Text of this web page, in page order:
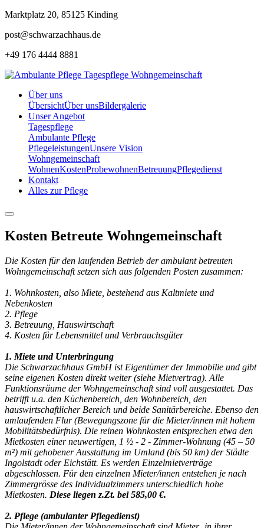
Marktplatz 20, 85125 Kinding
post@schwarzachhaus.de
+49 176 4444 8881
Über uns
ÜbersichtÜber unsBildergalerie
Unser Angebot
Tagespflege
Ambulante Pflege
PflegeleistungenUnsere Vision
Wohngemeinschaft
WohnenKostenProbewohnenBetreuungPflegedienst
Kontakt
Alles zur Pflege
Kosten Betreute Wohngemeinschaft
Die Kosten für den laufenden Betrieb der ambulant betreuten
Wohngemeinschaft setzen sich aus folgenden Posten zusammen:
1. Wohnkosten, also Miete, bestehend aus Kaltmiete und
Nebenkosten
2. Pflege
3. Betreuung, Hauswirtschaft
4. Kosten für Lebensmittel und Verbrauchsgüter
1. Miete und Unterbringung
Die Schwarzachhaus GmbH ist Eigentümer der Immobilie und gibt
seine eigenen Kosten direkt weiter (siehe Mietvertrag). Alle
Funktionsräume der Wohngemeinschaft sind voll ausgestattet. Das
betrifft u.a. den Küchenbereich, den Wohnbereich, den
hauswirtschaftlicher Bereich und beide Sanitärbereiche. Ebenso den
umlaufenden Flur (Bewegungszone für die Mieter/innen mit hohem
Mobilitätsbedürfnis). Die reinen Wohnkosten entsprechen etwa den
Mietkosten einer neuwertigen, 1 ½ - 2 - Zimmer-Wohnung (45 – 50
m²) mit gehobener Ausstattung im Umland (bis 50 km) der Städte
Ingolstadt oder Eichstätt. Es werden Einzelmietverträge
abgeschlossen. Für den einzelnen Mieter/innen entstehen je nach
Zimmergrösse des Individualzimmers unterschiedlich hohe
Mietkosten. Diese liegen z.Zt. bei 585,00 €.
2. Pflege (ambulanter Pflegedienst)